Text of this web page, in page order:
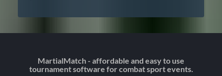
MartialMatch - affordable and easy to use
tournament software for combat sport events.